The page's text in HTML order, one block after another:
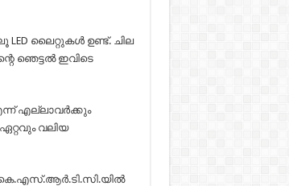
ലൈറ്റുകൾ ഉണ്ട്. ചില
ഞെട്ടൽ ഇവിടെ
എല്ലാവർക്കും
വലിയ